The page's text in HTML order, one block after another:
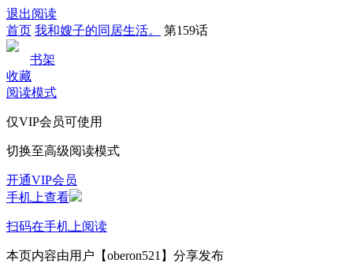
退出阅读
首页 我和嫂子的同居生活。 第159话
书架
收藏
阅读模式
仅VIP会员可使用
切换至高级阅读模式
开通VIP会员
手机上查看
扫码在手机上阅读
本页内容由用户【oberon521】分享发布